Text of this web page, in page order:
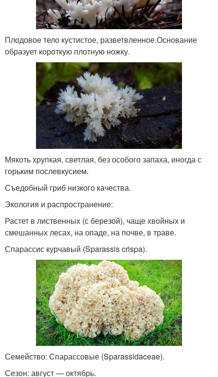
Плодовое тело кустистое, разветвленное.Основание
образует короткую плотную ножку.
Мякоть хрупкая, светлая, без особого запаха, иногда с
горьким послевкусием.
Съедобный гриб низкого качества.
Экология и распространение:
Растет в лиственных (с березой), чаще хвойных и
смешанных лесах, на опаде, на почве, в траве.
Спарассис курчавый (Sparassis crispa).
Семейство: Спарассовые (Sparassidaceae).
Сезон: август — октябрь.